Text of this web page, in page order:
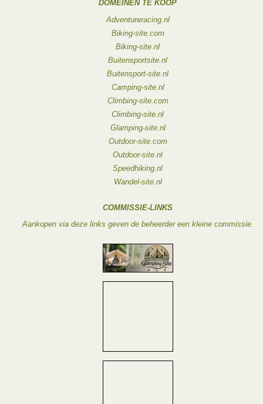
DOMEINEN TE KOOP
Adventureracing.nl
Biking-site.com
Biking-site.nl
Buitensportsite.nl
Buitensport-site.nl
Camping-site.nl
Climbing-site.com
Climbing-site.nl
Glamping-site.nl
Outdoor-site.com
Outdoor-site.nl
Speedhiking.nl
Wandel-site.nl
COMMISSIE-LINKS
Aankopen via deze links geven de beheerder een kleine commissie.